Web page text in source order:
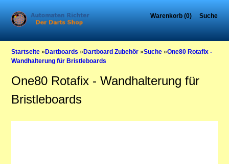
Warenkorb (0) Suche
Startseite »Dartboards »Dartboard Zubehör »Suche »One80 Rotafix -
Wandhalterung für Bristleboards
One80 Rotafix - Wandhalterung für
Bristleboards